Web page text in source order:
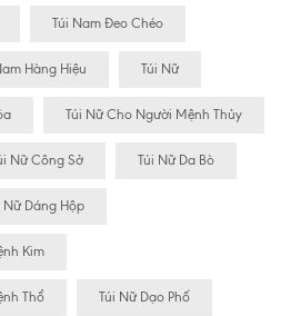
Túi Nam Đeo Chéo
Hàng Hiệu Túi Nữ
Túi Nữ Cho Người Mệnh Thủy
Nữ Công Sở Túi Nữ Da Bò
Nữ Dáng Hộp
Kim
Thổ Túi Nữ Dạo Phố